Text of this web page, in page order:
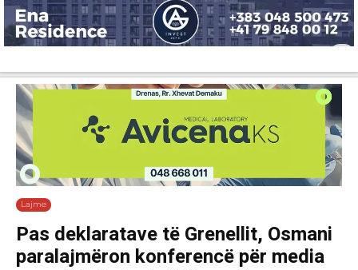
Lajme
Pas deklaratave të Grenellit, Osmani
paralajmëron konferencë për media